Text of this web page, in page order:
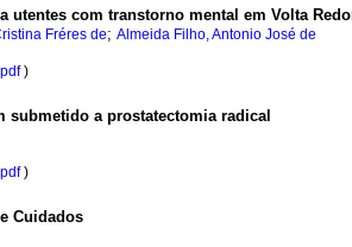
com transtorno mental em Volta
Fréres de; Almeida Filho, Antonio José de
pdf)
submetido a prostatectomia radical
pdf)
Cuidados